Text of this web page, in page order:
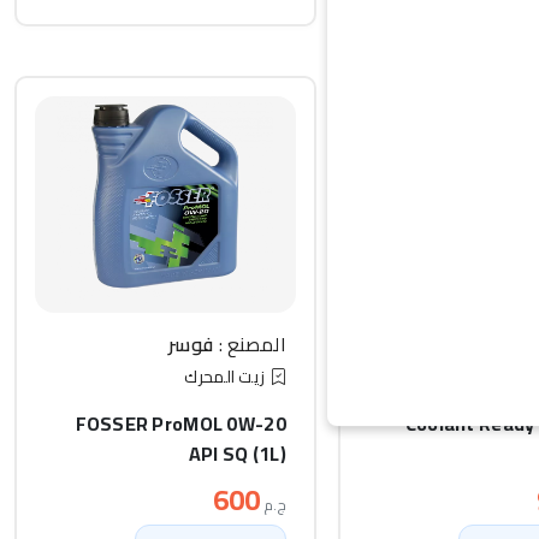
Coolant
المصنع :فوسر
زيت المحرك
FOSSER ProMOL 0W-20
API SQ (1L)
ج.م600